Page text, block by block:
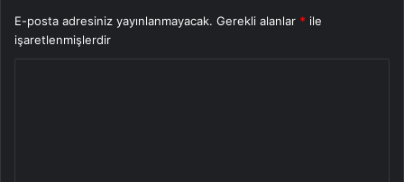
E-posta adresiniz yayınlanmayacak. Gerekli alanlar * ile
işaretlenmişlerdir